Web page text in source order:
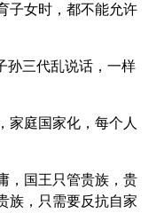
子女时，都不能允许
孙三代乱说话，一样
家庭国家化，每个人
，国王只管贵族，贵
族，只需要反抗自家